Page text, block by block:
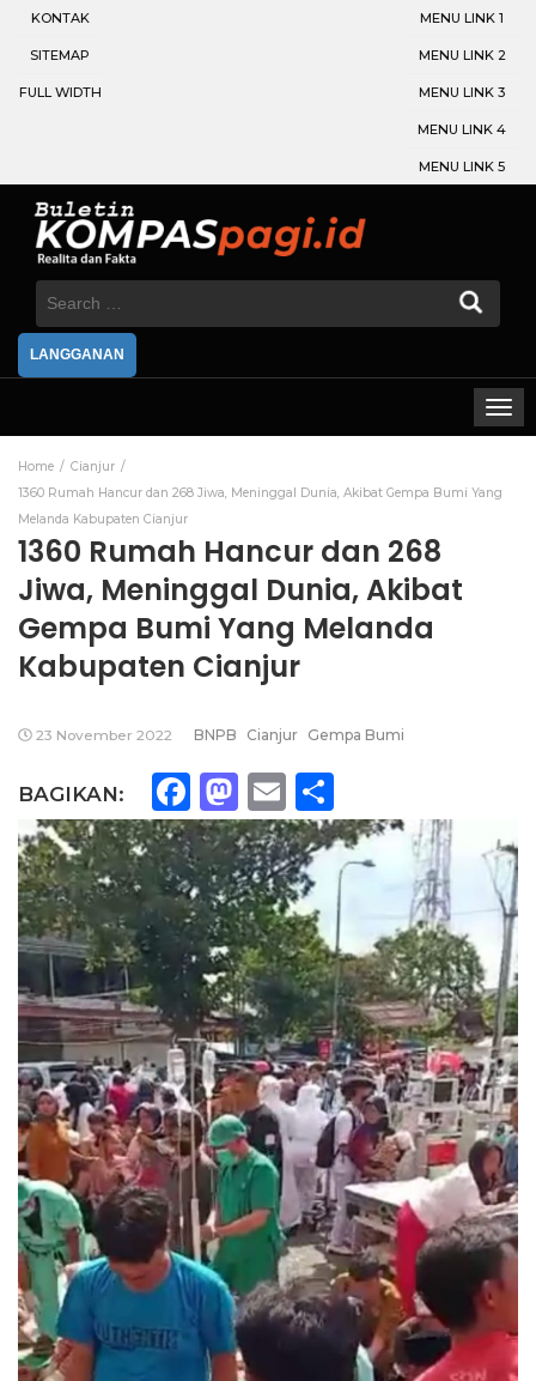
KONTAK
SITEMAP
FULL WIDTH
MENU LINK 1
MENU LINK 2
MENU LINK 3
MENU LINK 4
MENU LINK 5
Search
LANGGANAN
Home
Cianjur
1360 Rumah Hancur dan 268 Jiwa, Meninggal Dunia, Akibat Gempa Bumi Yang
Melanda Kabupaten Cianjur
1360 Rumah Hancur dan 268
Jiwa, Meninggal Dunia, Akibat
Gempa Bumi Yang Melanda
Kabupaten Cianjur
23 November 2022 BNPB Cianjur Gempa Bumi
BAGIKAN: Facebook
Mastodon
Email